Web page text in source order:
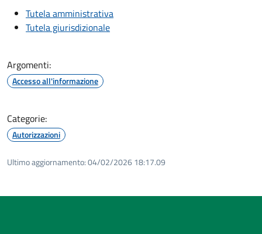
Tutela amministrativa
Tutela giurisdizionale
Argomenti:
Accesso all'informazione
Categorie:
Autorizzazioni
Ultimo aggiornamento:04/02/2026 18:17.09